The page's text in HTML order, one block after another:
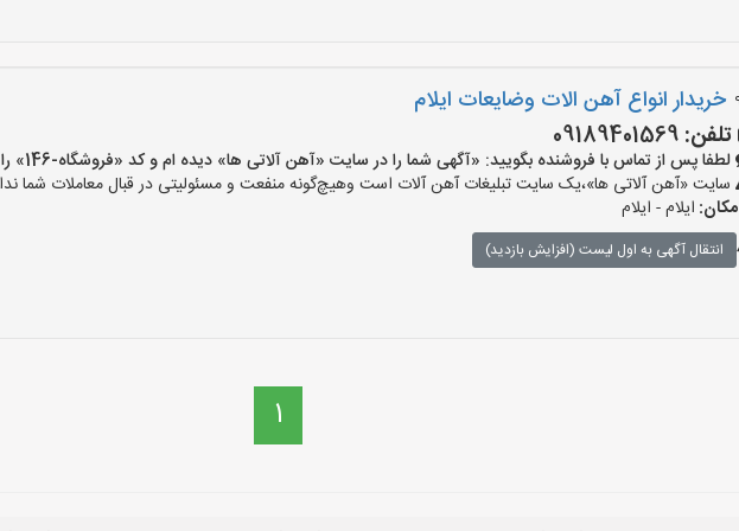
خریدار انواع آهن الات وضایعات ایلام
تلفن: 09189401569
لطفا پس از تماس با فروشنده بگویید: «آگهی شما را در سایت «آهن آلاتی ها» دیده ام و کد «فروشگاه-146» را اعلام کنید»
سایت «آهن آلاتی ها»،یک سایت تبلیغات آهن آلات است وهیچ‌گونه منفعت و مسئولیتی در قبال معاملات شما
مکان: ایلام - ایلام
انتقال آگهی به اول لیست (افزایش بازدید)
1